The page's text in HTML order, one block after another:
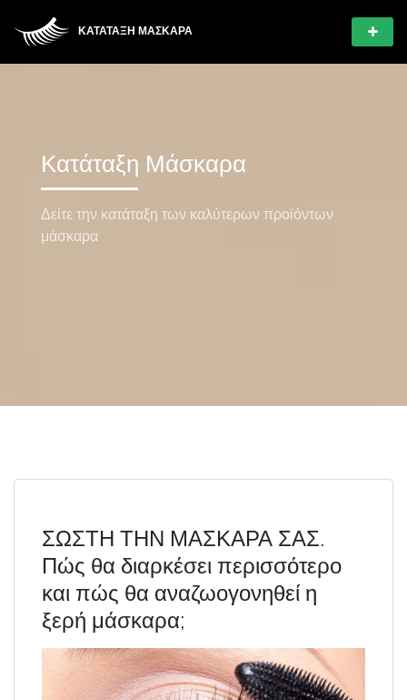
ΚΑΤΆΤΑΞΗ ΜΆΣΚΑΡΑ
Κατάταξη Μάσκαρα
Δείτε την κατάταξη των καλύτερων προϊόντων
μάσκαρα
ΣΩΣΤΗ ΤΗΝ ΜΑΣΚΑΡΑ ΣΑΣ.
Πώς θα διαρκέσει περισσότερο
και πώς θα αναζωογονηθεί η
ξερή μάσκαρα;